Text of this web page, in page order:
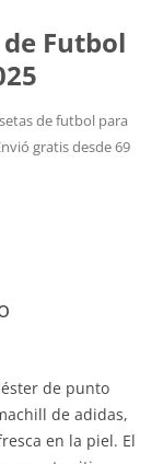
Futbol
de futbol para
gratis desde 69
de punto
de adidas,
en la piel. El